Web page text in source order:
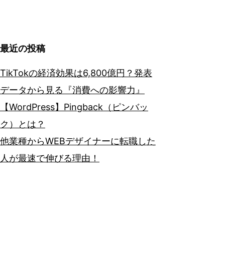
最近の投稿
TikTokの経済効果は6,800億円？発表
データから見る『消費への影響力』
【WordPress】Pingback（ピンバッ
ク）とは？
他業種からWEBデザイナーに転職した
人が最速で伸びる理由！